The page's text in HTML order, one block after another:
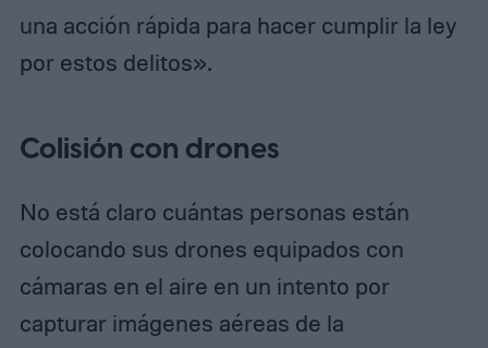
una acción rápida para hacer cumplir la ley
por estos delitos».
Colisión con drones
No está claro cuántas personas están
colocando sus drones equipados con
cámaras en el aire en un intento por
capturar imágenes aéreas de la